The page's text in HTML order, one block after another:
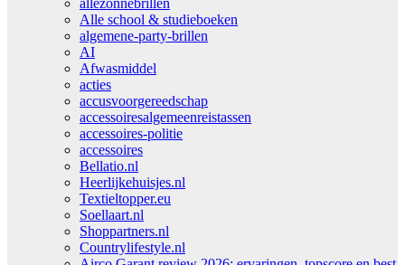
allezonnebrillen
Alle school & studieboeken
algemene-party-brillen
AI
Afwasmiddel
acties
accusvoorgereedschap
accessoiresalgemeenreistassen
accessoires-politie
accessoires
Bellatio.nl
Heerlijkehuisjes.nl
Textieltopper.eu
Soellaart.nl
Shoppartners.nl
Countrylifestyle.nl